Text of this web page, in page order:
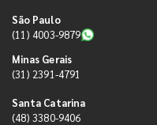
São Paulo
(11) 4003-9879
Minas Gerais
(31) 2391-4791
Santa Catarina
(48) 3380-9406